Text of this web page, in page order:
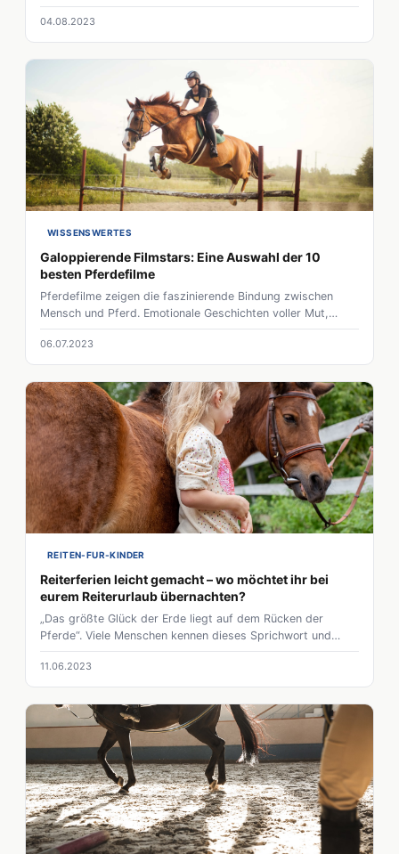
Pferden arbeiten. Um Chaos zu vermeiden, sind klare
Regeln und Richtlinien von entscheidender Bedeutung.
04.08.2023
WISSENSWERTES
Galoppierende Filmstars: Eine Auswahl der 10
besten Pferdefilme
Pferdefilme zeigen die faszinierende Bindung zwischen
Mensch und Pferd. Emotionale Geschichten voller Mut,
Freiheit und tiefer Verbundenheit.
06.07.2023
REITEN-FUR-KINDER
Reiterferien leicht gemacht – wo möchtet ihr bei
eurem Reiterurlaub übernachten?
„Das größte Glück der Erde liegt auf dem Rücken der
Pferde“. Viele Menschen kennen dieses Sprichwort und
erleben ihren Reiterurlaub auf eine besondere Art und
Weise. Egal, ob leger oder luxuriös im 5 Sterne Resort – es
gibt alles, was das Herz begehrt. Ihr seid in schmucken
Zimmern untergebracht, könnt zwischen verschiedenen
Verpflegungsarten wählen und euch richtig verwöhnen
11.06.2023